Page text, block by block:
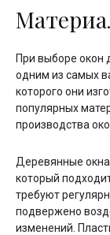
При выборе окон
одним из самых
которого они
популярных
производства
Деревянные
который
требуют
подвержено
изменений.